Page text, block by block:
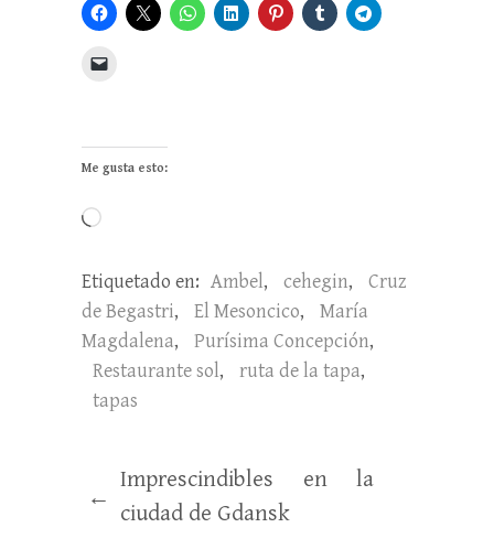
Me gusta esto:
Cargando...
Etiquetado en: Ambel, cehegin,
Cruz
de Begastri, El Mesoncico,
María
Magdalena, Purísima Concepción,
Restaurante sol, ruta de la tapa,
tapas
←
Imprescindibles en la
ciudad de Gdansk